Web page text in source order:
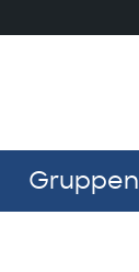
Gruppen